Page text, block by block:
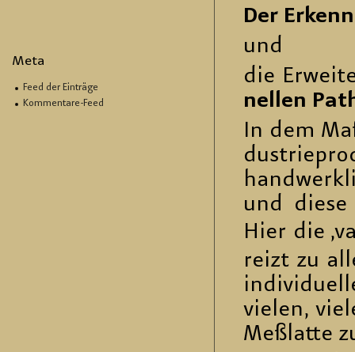
Meta
Feed der Einträge
Kommentare-Feed
Der
und
die
nel­len
In dem
und
Hier die
reizt zu
vie­len,
Meß­lat­te